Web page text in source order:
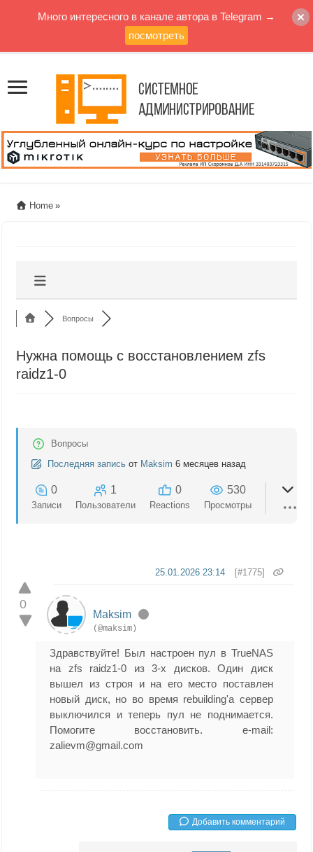
Home »
Вопросы
Нужна помощь с восстановлением zfs
raidz1-0
Вопросы
Последняя запись от Maksim 6 месяцев назад
0
Записи
1
Пользователи
0
Reactions
530
Просмотры
0
[#1775]
25.01.2026 23:14
Maksim
(@maksim)
Здравствуйте! Был настроен пул в TrueNAS
на zfs raidz1-0 из 3-х дисков. Один диск
вышел из строя и на его место поставлен
новый диск, но во время rebuilding'a сервер
выключился и теперь пул не поднимается.
Помогите восстановить. e-mail:
zalievm@gmail.com
Добавить комментарий
Много интересного в канале автора в Telegram →
посмотреть